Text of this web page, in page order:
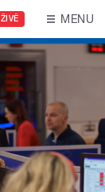
ŽIVĚ MENU